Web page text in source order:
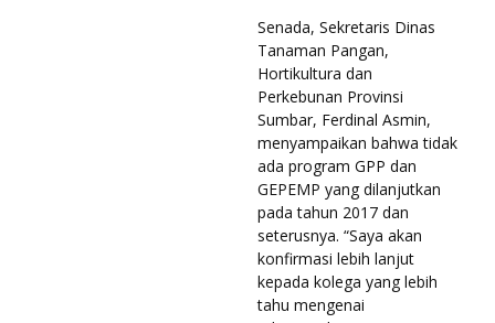
Senada, Sekretaris Dinas
Tanaman Pangan,
Hortikultura dan
Perkebunan Provinsi
Sumbar, Ferdinal Asmin,
menyampaikan bahwa tidak
ada program GPP dan
GEPEMP yang dilanjutkan
pada tahun 2017 dan
seterusnya. “Saya akan
konfirmasi lebih lanjut
kepada kolega yang lebih
tahu mengenai